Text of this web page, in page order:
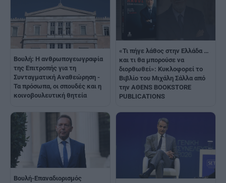
Βουλή: Η ανθρωπογεωγραφία
της Επιτροπής για τη
Συνταγματική Αναθεώρηση -
Τα πρόσωπα, οι σπουδές και η
κοινοβουλευτική θητεία
«Τι πήγε λάθος στην Ελλάδα …
και τι θα μπορούσε να
διορθωθεί»: Κυκλοφορεί το
Βιβλίο του Μιχάλη Σάλλα από
την AΘENS BOOKSTORE
PUBLICATIONS
Βουλή-Επαναδιορισμός